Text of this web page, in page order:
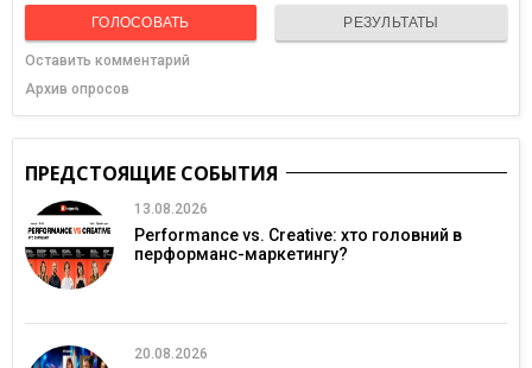
ГОЛОСОВАТЬ РЕЗУЛЬТАТЫ
Оставить комментарий
Архив опросов
ПРЕДСТОЯЩИЕ СОБЫТИЯ
13.08.2026
Performance vs. Creative: хто головний в
перформанс-маркетингу?
20.08.2026